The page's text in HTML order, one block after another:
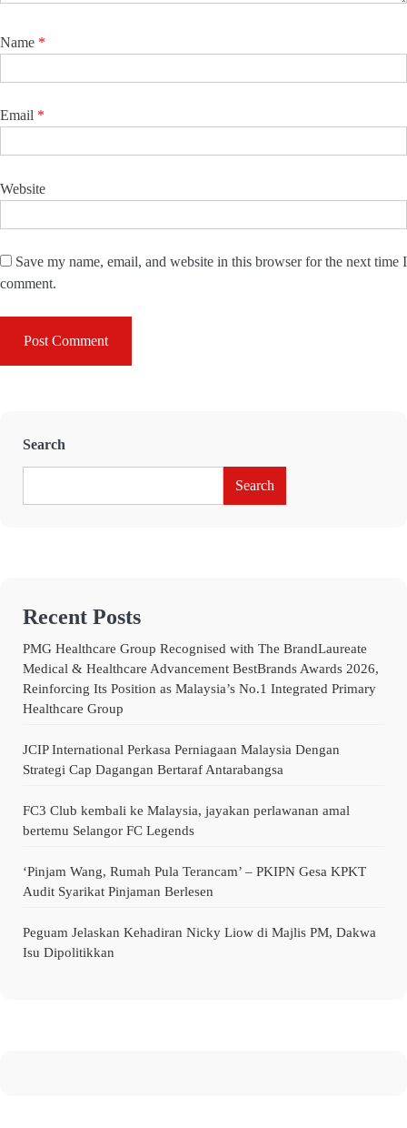
Name *
Email *
Website
Save my name, email, and website in this browser for the next time I
comment.
Search
Search
Recent Posts
PMG Healthcare Group Recognised with The BrandLaureate
Medical & Healthcare Advancement BestBrands Awards 2026,
Reinforcing Its Position as Malaysia’s No.1 Integrated Primary
Healthcare Group
JCIP International Perkasa Perniagaan Malaysia Dengan
Strategi Cap Dagangan Bertaraf Antarabangsa
FC3 Club kembali ke Malaysia, jayakan perlawanan amal
bertemu Selangor FC Legends
‘Pinjam Wang, Rumah Pula Terancam’ – PKIPN Gesa KPKT
Audit Syarikat Pinjaman Berlesen
Peguam Jelaskan Kehadiran Nicky Liow di Majlis PM, Dakwa
Isu Dipolitikkan